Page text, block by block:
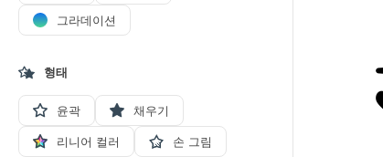
그라데이션
형태
윤곽 채우기
리니어 컬러 손 그림